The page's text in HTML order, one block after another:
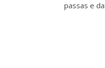
passas e